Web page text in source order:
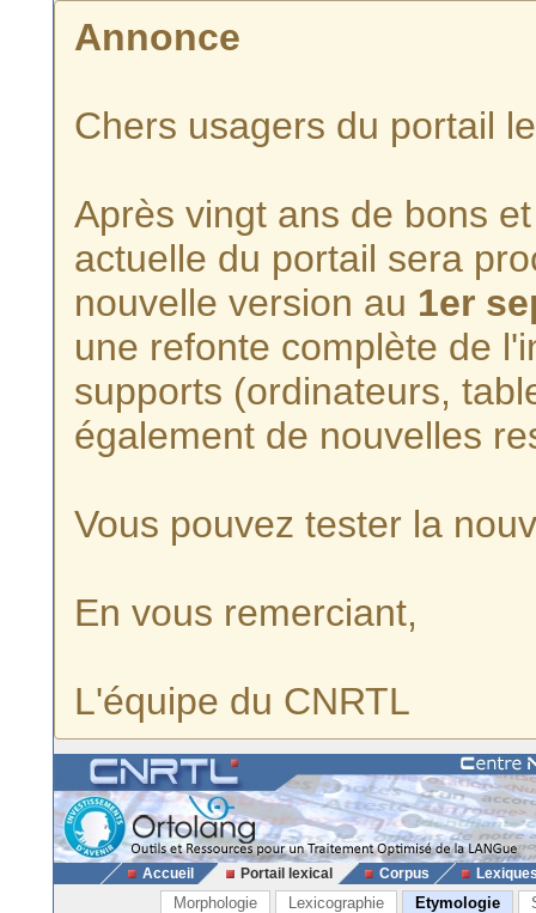
Annonce
Chers usagers du portail
Après vingt ans de bons
actuelle du portail sera
nouvelle version au 1er
une refonte complète de
supports (ordinateurs,
également de nouvelles
Vous pouvez tester la
En vous remerciant,
L'équipe du CNRTL
Accueil Portail lexical Corpus
Morphologie Lexicographie Etymologie